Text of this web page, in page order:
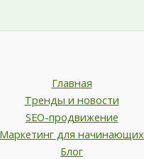
Главная
Тренды и новости
SEO-продвижение
Маркетинг для начинающих
Блог